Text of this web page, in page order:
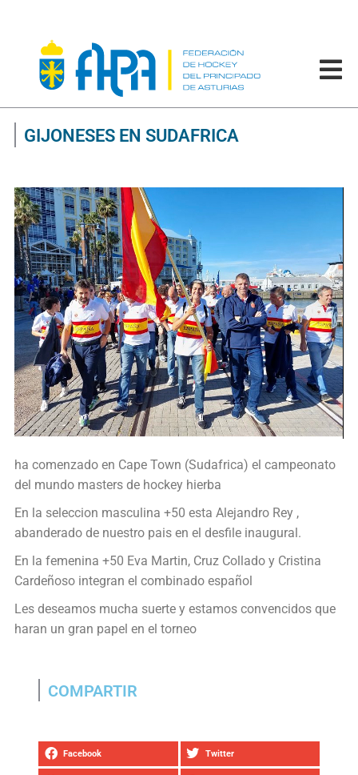
GIJONESES EN SUDAFRICA
ha comenzado en Cape Town (Sudafrica) el campeonato
del mundo masters de hockey hierba
En la seleccion masculina +50 esta Alejandro Rey ,
abanderado de nuestro pais en el desfile inaugural.
En la femenina +50 Eva Martin, Cruz Collado y Cristina
Cardeñoso integran el combinado español
Les deseamos mucha suerte y estamos convencidos que
haran un gran papel en el torneo
COMPARTIR
Facebook Twitter